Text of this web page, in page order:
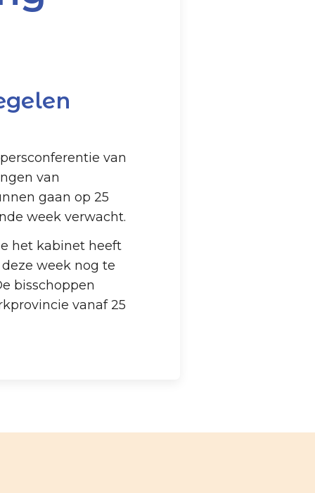
van
van
gaan op 25
week verwacht.
het kabinet heeft
week nog te
bisschoppen
vanaf 25